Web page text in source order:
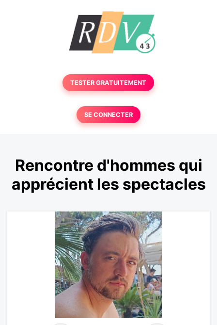
TESTER GRATUITEMENT
SE CONNECTER
Rencontre d'hommes qui
apprécient les spectacles